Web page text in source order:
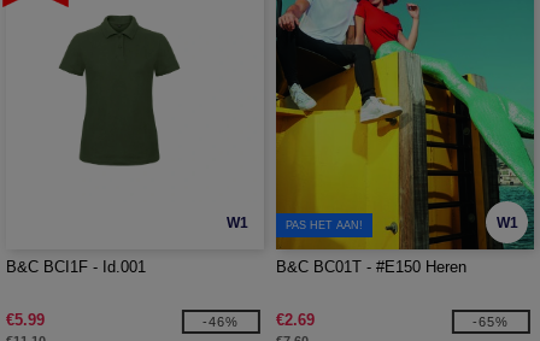
W1
B&C BCI1F - Id.001
€5.99 -46%
W1
PAS HET AAN!
B&C BC01T - #E150 Heren
€2.69 -65%